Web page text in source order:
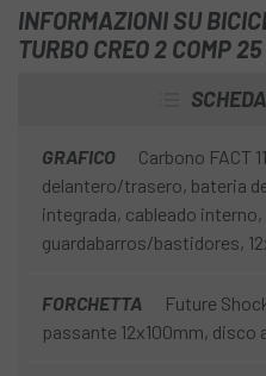
tuo su Escapa .
INFORMAZIONI SU
TURBO CREO 2 COMP 25
GRAFICO
Carbono FACT
delantero/trasero, bateria
integrada, cableado
guardabarros/bastidores,
FORCHETTA
Future
passante 12x100mm,